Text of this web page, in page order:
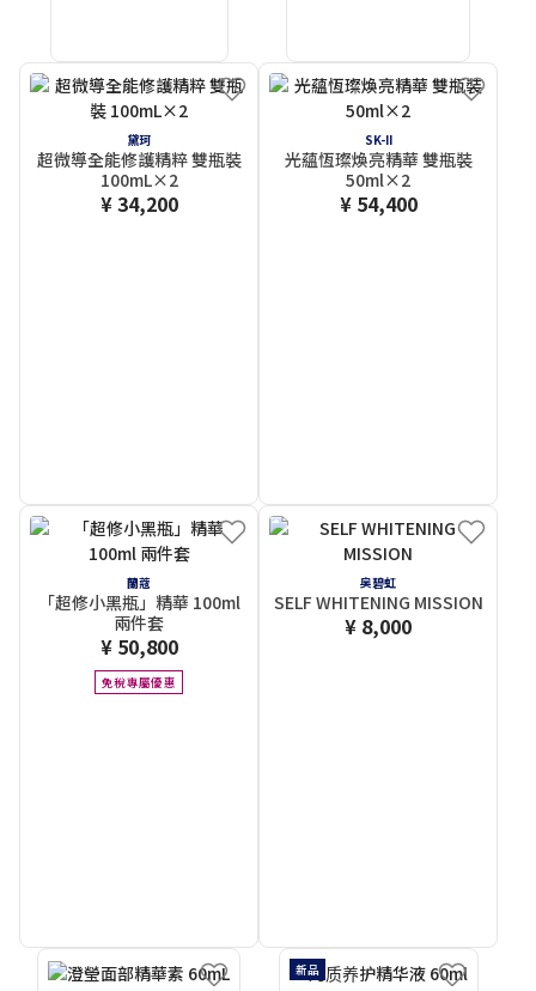
黛珂
超微導全能修護精粹 雙瓶裝
100mL×2
¥ 34,200
SK-II
光蘊恆璨煥亮精華 雙瓶裝
50ml×2
¥ 54,400
蘭蔻
「超修小黑瓶」精華 100ml
兩件套
¥ 50,800
免稅專屬優惠
奥碧虹
SELF WHITENING MISSION
¥ 8,000
新品